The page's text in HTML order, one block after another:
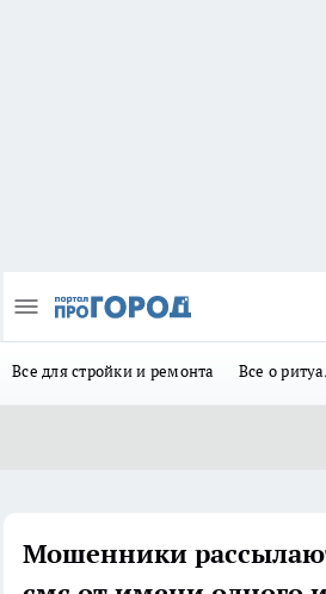
Все для стройки и ремонта Все о
Мошенники